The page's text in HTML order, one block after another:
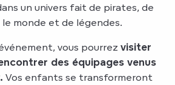
un univers fait de pirates, de
monde et de légendes.
vous pourrez visiter
des équipages venus
Vos enfants se transformeront